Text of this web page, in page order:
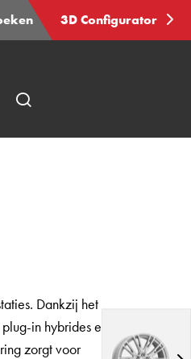
3D Configurator
Dankzij het
in hybrides en
zorgt voor